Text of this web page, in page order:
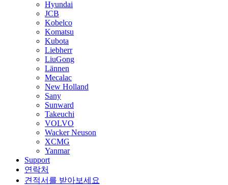
Hyundai
JCB
Kobelco
Komatsu
Kubota
Liebherr
LiuGong
Lännen
Mecalac
New Holland
Sany
Sunward
Takeuchi
VOLVO
Wacker Neuson
XCMG
Yanmar
Support
연락처
견적서를 받아보세요